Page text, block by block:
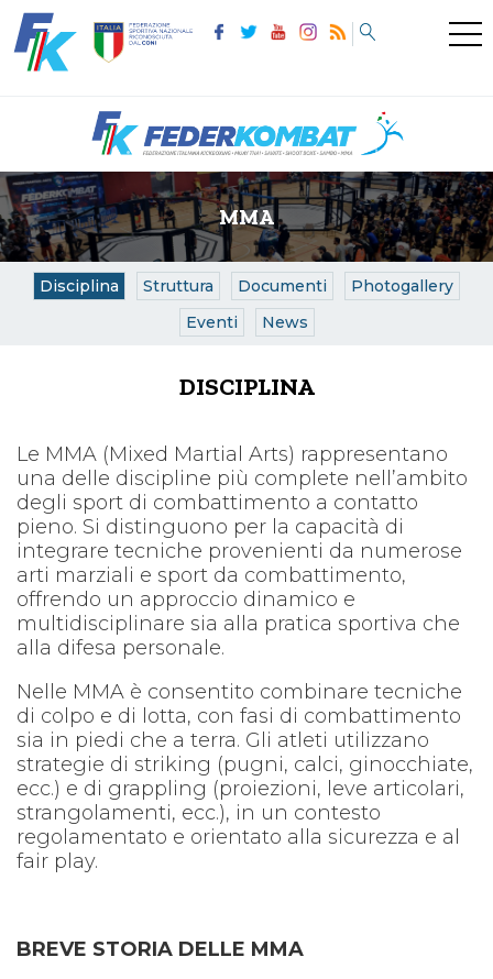
MMA
Disciplina Struttura Documenti
Photogallery
Eventi
News
DISCIPLINA
Le MMA (Mixed Martial Arts) rappresentano
una delle discipline più complete nell’ambito
degli sport di combattimento a contatto
pieno. Si distinguono per la capacità di
integrare tecniche provenienti da numerose
arti marziali e sport da combattimento,
offrendo un approccio dinamico e
multidisciplinare sia alla pratica sportiva che
alla difesa personale.
Nelle MMA è consentito combinare tecniche
di colpo e di lotta, con fasi di combattimento
sia in piedi che a terra. Gli atleti utilizzano
strategie di striking (pugni, calci, ginocchiate,
ecc.) e di grappling (proiezioni, leve articolari,
strangolamenti, ecc.), in un contesto
regolamentato e orientato alla sicurezza e al
fair play.
BREVE STORIA DELLE MMA